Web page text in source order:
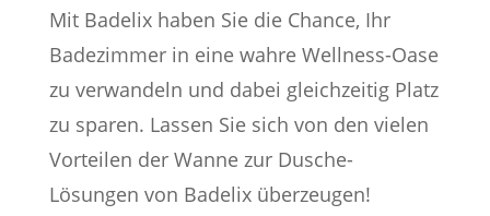
Mit Badelix haben Sie die Chance, Ihr
Badezimmer in eine wahre Wellness-Oase
zu verwandeln und dabei gleichzeitig Platz
zu sparen. Lassen Sie sich von den vielen
Vorteilen der Wanne zur Dusche-
Lösungen von Badelix überzeugen!